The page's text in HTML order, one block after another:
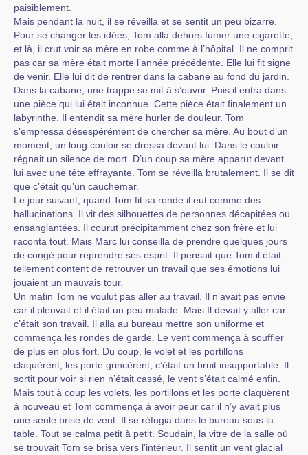
paisiblement.
Mais pendant la nuit, il se réveilla et se sentit un peu bizarre.
Pour se changer les idées, Tom alla dehors fumer une cigarette,
et là, il crut voir sa mère en robe comme à l’hôpital. Il ne comprit
pas car sa mère était morte l’année précédente. Elle lui fit signe
de venir. Elle lui dit de rentrer dans la cabane au fond du jardin.
Dans la cabane, une trappe se mit à s’ouvrir. Puis il entra dans
une pièce qui lui était inconnue. Cette pièce était finalement un
labyrinthe. Il entendit sa mère hurler de douleur. Tom
s’empressa désespérément de chercher sa mère. Au bout d’un
moment, un long couloir se dressa devant lui. Dans le couloir
régnait un silence de mort. D’un coup sa mère apparut devant
lui avec une tête effrayante. Tom se réveilla brutalement. Il se dit
que c’était qu’un cauchemar.
Le jour suivant, quand Tom fit sa ronde il eut comme des
hallucinations. Il vit des silhouettes de personnes décapitées ou
ensanglantées. Il courut précipitamment chez son frère et lui
raconta tout. Mais Marc lui conseilla de prendre quelques jours
de congé pour reprendre ses esprit. Il pensait que Tom il était
tellement content de retrouver un travail que ses émotions lui
jouaient un mauvais tour.
Un matin Tom ne voulut pas aller au travail. Il n’avait pas envie
car il pleuvait et il était un peu malade. Mais Il devait y aller car
c’était son travail. Il alla au bureau mettre son uniforme et
commença les rondes de garde. Le vent commença à souffler
de plus en plus fort. Du coup, le volet et les portillons
claquèrent, les porte grincèrent, c’était un bruit insupportable. Il
sortit pour voir si rien n’était cassé, le vent s’était calmé enfin.
Mais tout à coup les volets, les portillons et les porte claquèrent
à nouveau et Tom commença à avoir peur car il n’y avait plus
une seule brise de vent. Il se réfugia dans le bureau sous la
table. Tout se calma petit à petit. Soudain, la vitre de la salle où
se trouvait Tom se brisa vers l’intérieur. Il sentit un vent glacial